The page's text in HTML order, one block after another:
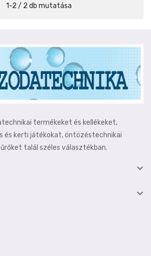
1-2 / 2 db mutatása
termékeket és kellékeket,
és kerti játékokat, öntözéstechnikai
talál széles választékban.

